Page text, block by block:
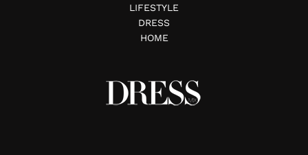
LIFESTYLE
DRESS
HOME